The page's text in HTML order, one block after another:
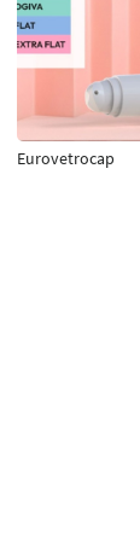
Eurovetrocap